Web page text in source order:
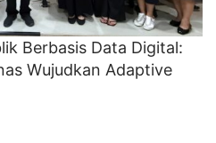
Berbasis Data Digital:
Wujudkan Adaptive